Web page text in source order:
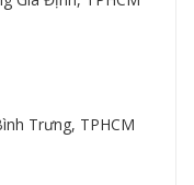
nguyên bản của
giữa vị mặn
Trưng, TPHCM